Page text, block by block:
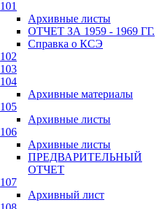
101
Архивные листы
ОТЧЕТ ЗА 1959 - 1969 ГГ.
Справка о КСЭ
102
103
104
Архивные материалы
105
Архивные листы
106
Архивные листы
ПРЕДВАРИТЕЛЬНЫЙ
ОТЧЕТ
107
Архивный лист